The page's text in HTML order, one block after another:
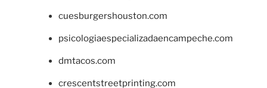
cuesburgershouston.com
psicologiaespecializadaencampeche.com
dmtacos.com
crescentstreetprinting.com